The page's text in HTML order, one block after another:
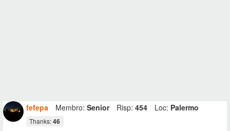
fefepa Membro: Senior Risp: 454 Loc: Palermo
Thanks:46